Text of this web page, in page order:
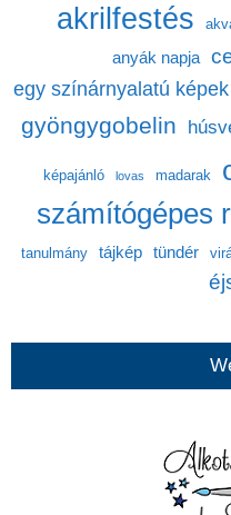
akrilfestés
anyák napja
egy színárnyalatú képek
gyöngygobelin
képajánló lovas madarak
számítógépes
tanulmány tájkép tündér